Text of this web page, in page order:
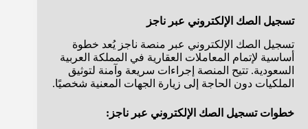
تسجيل الصك الإلكتروني عبر ناجز
تسجيل الصك الإلكتروني عبر منصة ناجز يُعد خطوة
أساسية لإتمام المعاملات العقارية في المملكة العربية
السعودية. تتيح المنصة إجراءات سريعة وآمنة لتوثيق
الملكيات دون الحاجة إلى زيارة الجهات المعنية شخصيًا.
خطوات تسجيل الصك الإلكتروني عبر ناجز: